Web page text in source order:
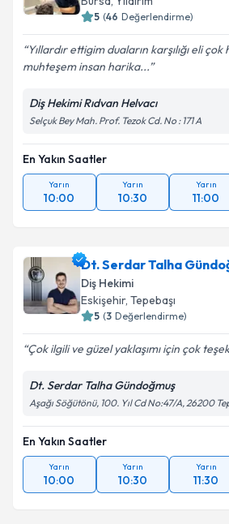
5 (46 Değerlendirme)
Yıllardır ettigim duaların karşılığı eli
muhteşem insan harika...
Diş Hekimi Rıdvan Helvacı
Selçuk Bey Mah. Prof. Tezok Cd. No : 171 A
En Yakın Saatler
Yarın
10:00
Yarın
10:30
Yarın
11:00
Dt. Serdar Talha
Diş Hekimi
Eskişehir, Tepebaşı
5 (3 Değerlendirme)
Çok ilgili ve güzel yaklaşımı için çok
Dt. Serdar Talha Gündoğmuş
Aşağı Söğütönü, 100. Yıl Cd No:47/A, 26200
En Yakın Saatler
Yarın
10:00
Yarın
10:30
Yarın
11:30